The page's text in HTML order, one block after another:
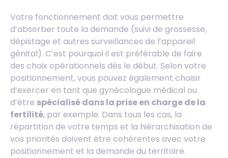
Votre fonctionnement doit vous permettre
d’absorber toute la demande (suivi de grossesse,
dépistage et autres surveillances de l’appareil
génital). C’est pourquoi il est préférable de faire
des choix opérationnels dès le début. Selon votre
positionnement, vous pouvez également choisir
d’exercer en tant que gynécologue médical ou
d’être spécialisé dans la prise en charge de la
fertilité, par exemple. Dans tous les cas, la
répartition de votre temps et la hiérarchisation de
vos priorités doivent être cohérentes avec votre
positionnement et la demande du territoire.